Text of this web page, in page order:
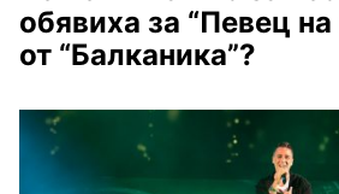
обявиха за “Певец на
от “Балканика”?